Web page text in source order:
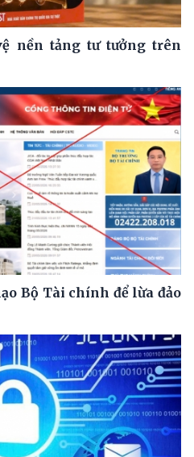
nền tảng tư tưởng trên
Bộ Tài chính để lừa đảo